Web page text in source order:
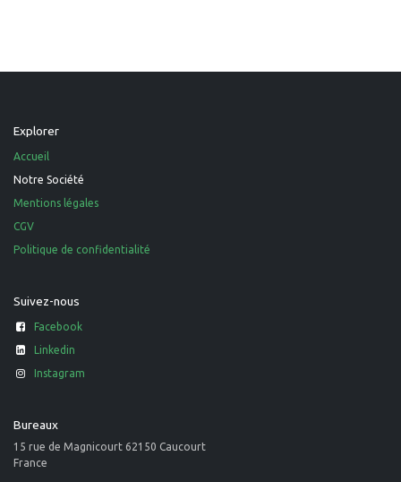
Explorer
Accueil
Notre Société
Mentions légales
CGV
Politique de confidentialité
Suivez-nous
Facebook
Linkedin
Instagram
Bureaux
15 rue de Magnicourt 62150 Caucourt
France